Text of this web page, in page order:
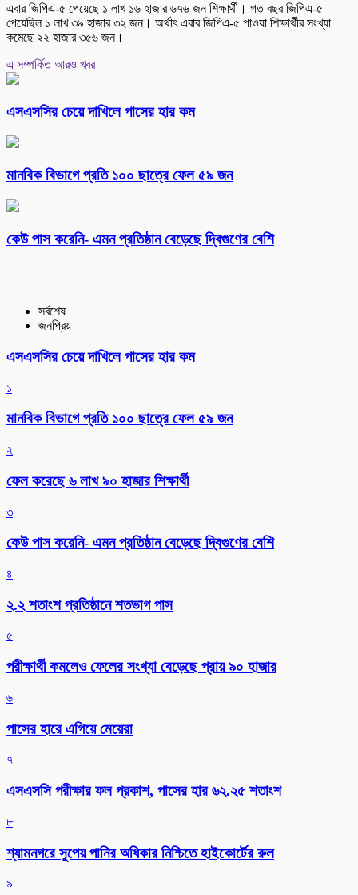
এবার জিপিএ-৫ পেয়েছে ১ লাখ ১৬ হাজার ৬৭৬ জন শিক্ষার্থী। গত বছর জিপিএ-৫
পেয়েছিল ১ লাখ ৩৯ হাজার ৩২ জন। অর্থাৎ এবার জিপিএ-৫ পাওয়া শিক্ষার্থীর সংখ্যা
কমেছে ২২ হাজার ৩৫৬ জন।
এ সম্পর্কিত আরও খবর
এসএসসির চেয়ে দাখিলে পাসের হার কম
মানবিক বিভাগে প্রতি ১০০ ছাত্রে ফেল ৫৯ জন
কেউ পাস করেনি- এমন প্রতিষ্ঠান বেড়েছে দ্বিগুণের বেশি
সর্বশেষ
জনপ্রিয়
এসএসসির চেয়ে দাখিলে পাসের হার কম
১
মানবিক বিভাগে প্রতি ১০০ ছাত্রে ফেল ৫৯ জন
২
ফেল করেছে ৬ লাখ ৯০ হাজার শিক্ষার্থী
৩
কেউ পাস করেনি- এমন প্রতিষ্ঠান বেড়েছে দ্বিগুণের বেশি
৪
২.২ শতাংশ প্রতিষ্ঠানে শতভাগ পাস
৫
পরীক্ষার্থী কমলেও ফেলের সংখ্যা বেড়েছে প্রায় ৯০ হাজার
৬
পাসের হারে এগিয়ে মেয়েরা
৭
এসএসসি পরীক্ষার ফল প্রকাশ, পাসের হার ৬২.২৫ শতাংশ
৮
শ্যামনগরে সুপেয় পানির অধিকার নিশ্চিতে হাইকোর্টের রুল
৯